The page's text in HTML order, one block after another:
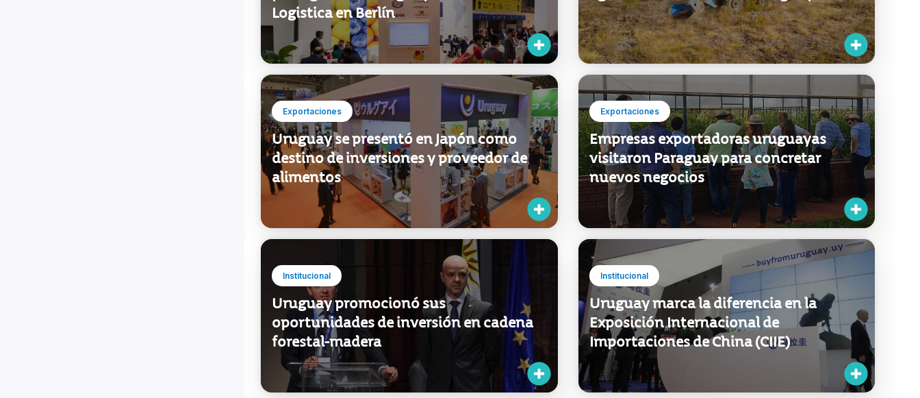
Logistica en Berlín
Exportaciones
Uruguay se presentó en Japón como
destino de inversiones y proveedor de
alimentos
Exportaciones
Empresas exportadoras uruguayas
visitaron Paraguay para concretar
nuevos negocios
Institucional
Uruguay promocionó sus
oportunidades de inversión en cadena
forestal-madera
Institucional
Uruguay marca la diferencia en la
Exposición Internacional de
Importaciones de China (CIIE)